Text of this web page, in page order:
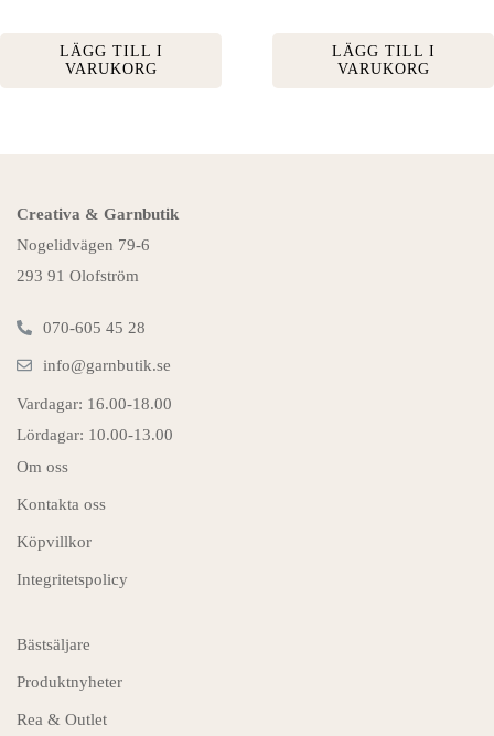
LÄGG TILL I
VARUKORG
LÄGG TILL I
VARUKORG
Creativa & Garnbutik
Nogelidvägen 79-6
293 91 Olofström
070-605 45 28
info@garnbutik.se
Vardagar: 16.00-18.00
Lördagar: 10.00-13.00
Om oss
Kontakta oss
Köpvillkor
Integritetspolicy
Bästsäljare
Produktnyheter
Rea & Outlet